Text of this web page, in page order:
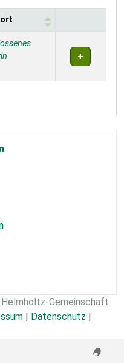
Gemeinschaft
| Datenschutz |